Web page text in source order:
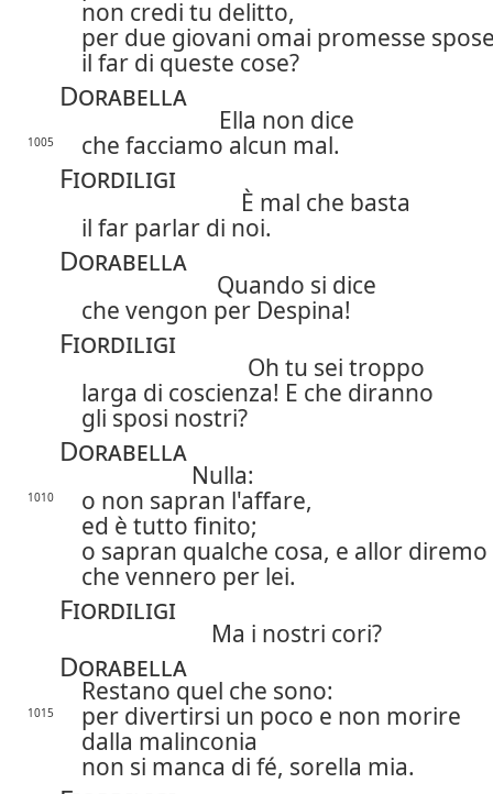
non credi tu delitto,
per due giovani omai promesse
il far di queste cose?
Dorabella
Ella non dice
1005 che facciamo alcun mal.
Fiordiligi
È mal che basta
il far parlar di noi.
Dorabella
Quando si dice
che vengon per Despina!
Fiordiligi
Oh tu sei troppo
larga di coscienza! E che diranno
gli sposi nostri?
Dorabella
Nulla:
1010
o non sapran l'affare,
ed è tutto finito;
o sapran qualche cosa, e allor diremo
che vennero per lei.
Fiordiligi
Ma i nostri cori?
Dorabella
Restano quel che sono:
1015
per divertirsi un poco e non morire
dalla malinconia
non si manca di fé, sorella mia.